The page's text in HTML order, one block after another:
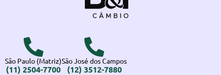
São Paulo (Matriz)
(11) 2504-7700
São José dos Campos
(12) 3512-7880